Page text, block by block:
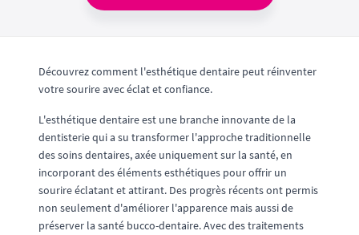
Découvrez comment l'esthétique dentaire peut réinventer
votre sourire avec éclat et confiance.
L'esthétique dentaire est une branche innovante de la
dentisterie qui a su transformer l'approche traditionnelle
des soins dentaires, axée uniquement sur la santé, en
incorporant des éléments esthétiques pour offrir un
sourire éclatant et attirant. Des progrès récents ont permis
non seulement d'améliorer l'apparence mais aussi de
préserver la santé bucco-dentaire. Avec des traitements